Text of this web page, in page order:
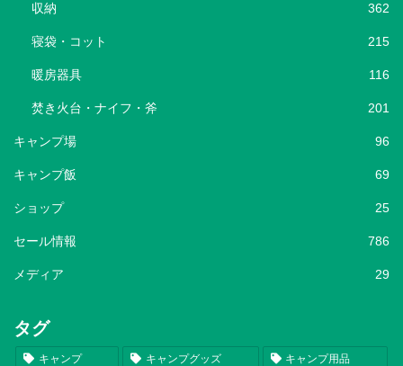
収納 362
寝袋・コット 215
暖房器具 116
焚き火台・ナイフ・斧 201
キャンプ場 96
キャンプ飯 69
ショップ 25
セール情報 786
メディア 29
タグ
キャンプ キャンプグッズ キャンプ用品